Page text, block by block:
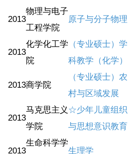
2013
物理与电子
工程学院
原子与分子物理
2013
化学化工学
院
（专业硕士）学
科教学（化学）
2013商学院
（专业硕士）农
村与区域发展
2013
马克思主义
学院
☆少年儿童组织
与思想意识教育
2013
生命科学学
生理学